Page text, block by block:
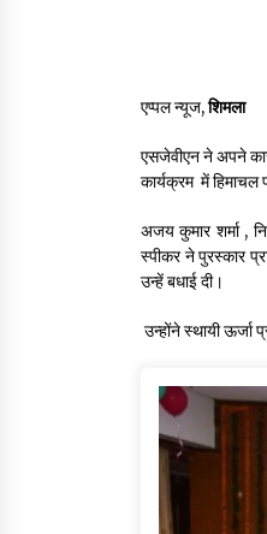
एप्पल न्यूज,शिमला
एसजेवीएन ने अपने
कार्यक्रम में हिमाचल
अजय कुमार शर्मा ,
स्पीकर ने पुरस्कार
उन्हें बधाई दी।
उन्होंने स्थायी ऊर्जा